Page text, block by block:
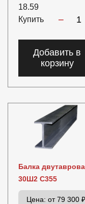
18.59
Купить
−
Добавить в
корзину
Балка
30Ш2 С355
Цена: от 79 300